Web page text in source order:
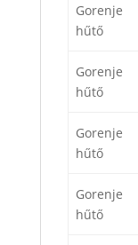
Gorenje
hűtő
Gorenje
hűtő
Gorenje
hűtő
Gorenje
hűtő